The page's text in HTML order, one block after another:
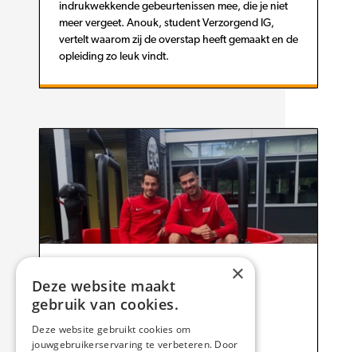
indrukwekkende gebeurtenissen mee, die je niet
meer vergeet. Anouk, student Verzorgend IG,
vertelt waarom zij de overstap heeft gemaakt en de
opleiding zo leuk vindt.
Oud-studenten
Sportacademie MBO
Amersfoort starten BSO
×
Deze website maakt
gebruik van cookies.
Deze website gebruikt cookies om
jouwgebruikerservaring te verbeteren. Door